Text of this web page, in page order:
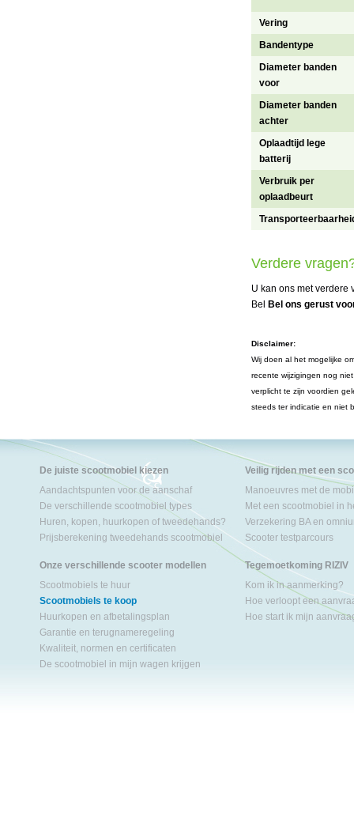
Vering
Bandentype
Diameter banden
voor
Diameter banden
achter
Oplaadtijd lege
batterij
Verbruik per
oplaadbeurt
Verdere
U kan ons met verdere
Bel
Bel ons gerust
Disclaimer:
Wij doen al het mogelijke
recente wijzigingen nog
verplicht te zijn voordien
steeds ter indicatie en niet
De juiste scootmobiel kiezen
Aandachtspunten voor de aanschaf
De verschillende scootmobiel types
Huren, kopen, huurkopen of tweedehands?
Prijsberekening tweedehands scootmobiel
Onze verschillende scooter modellen
Scootmobiels te huur
Scootmobiels te koop
Huurkopen en afbetalingsplan
Garantie en terugnameregeling
Kwaliteit, normen en certificaten
De scootmobiel in mijn wagen krijgen
Veilig rijden met een
Manoeuvres met de
Met een scootmobiel in
Verzekering BA en
Scooter testparcours
Tegemoetkoming RIZIV
Kom ik in aanmerking?
Hoe verloopt een
Hoe start ik mijn